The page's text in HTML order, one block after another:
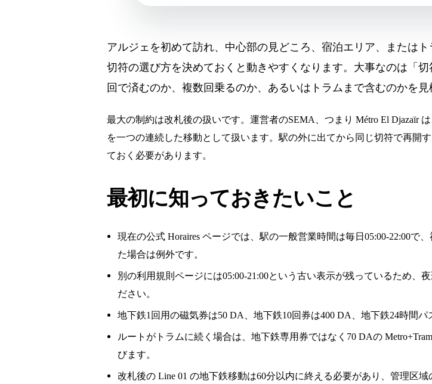
アルジェを初めて訪れ、中心部の見どころ、宿泊エリア、または
切符の選び方を決めておくと動きやすくなります。大事なのは「
回で済むのか、複数回乗るのか、あるいはトラムまで含むのかを見
最大の制約は改札後の扱いです。運営者のSEMA、つまり Métro El Djazaïr
を一つの連続した移動として扱います。駅の外に出てから同じ切符で再開
ておく必要があります。
最初に知っておきたいこと
現在の公式 Horaires ページでは、駅の一般営業時間は毎日05:00-22:00
た場合は例外です。
別の利用規則ページには05:00-21:00という古い表示が残っているため、
ださい。
地下鉄1回用の磁気券は50 DA、地下鉄10回券は400 DA、地下鉄24時間パ
ルートがトラムに続く場合は、地下鉄専用券ではなく70 DAの
びます。
改札後の Line 01 の地下鉄移動は60分以内に終える必要があり、管理区